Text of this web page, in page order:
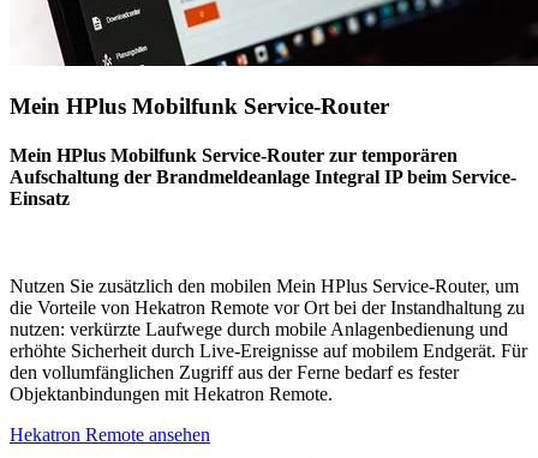
Mein HPlus Mobilfunk Service-Router
Mein HPlus Mobilfunk Service-Router zur temporären
Aufschaltung der Brandmeldeanlage Integral IP beim Service-
Einsatz
Nutzen Sie zusätzlich den mobilen Mein HPlus Service-Router, um
die Vorteile von Hekatron Remote vor Ort bei der Instandhaltung zu
nutzen: verkürzte Laufwege durch mobile Anlagenbedienung und
erhöhte Sicherheit durch Live-Ereignisse auf mobilem Endgerät. Für
den vollumfänglichen Zugriff aus der Ferne bedarf es fester
Objektanbindungen mit Hekatron Remote.
Hekatron Remote ansehen